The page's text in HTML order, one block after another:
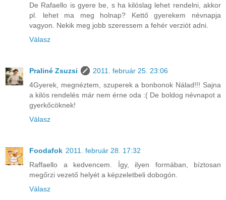
De Rafaello is gyere be, s ha kilóslag lehet rendelni, akkor
pl. lehet ma meg holnap? Kettő gyerekem névnapja
vagyon. Nekik meg jobb szeressem a fehér verziót adni.
Válasz
Praliné Zsuzsi
2011. február 25. 23:06
4Gyerek, megnéztem, szuperek a bonbonok Nálad!!! Sajna
a kilós rendelés már nem érne oda :( De boldog névnapot a
gyerkőcöknek!
Válasz
Foodafok 2011. február 28. 17:32
Raffaello a kedvencem. Így, ilyen formában, bíztosan
megőrzi vezető helyét a képzeletbeli dobogón.
Válasz